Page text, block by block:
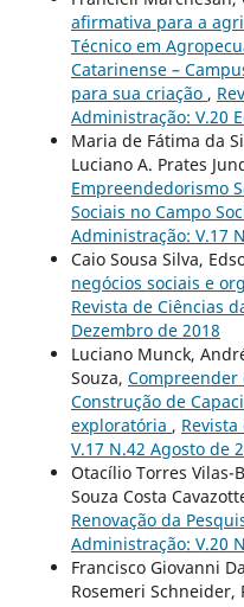
afirmativa para a
Técnico em
Catarinense –
para sua criação ,
Administração: V.20
Maria de Fátima da
Luciano A. Prates
Empreendedorismo
Sociais no Campo
Administração: V.17
Caio Sousa Silva,
negócios sociais e
Revista de Ciências
Dezembro de 2018
Luciano Munck,
Souza,
Construção de
exploratória ,
V.17 N.42 Agosto de
Otacílio Torres Vilas-
Souza Costa
Renovação da
Administração: V.20
Francisco Giovanni
Rosemeri Schneider,